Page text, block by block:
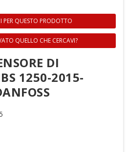
PER QUESTO PRODOTTO
QUELLO CHE CERCAVI?
DI
1250-2015-